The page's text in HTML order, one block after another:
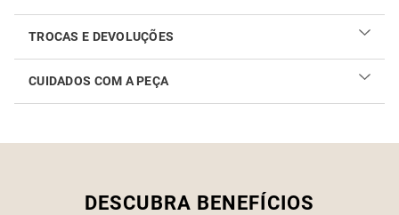
TROCAS E DEVOLUÇÕES
Realizar sua troca ou devolução é fácil. Confira maiores
informações nolink
CUIDADOS COM A PEÇA
DESCUBRA BENEFÍCIOS